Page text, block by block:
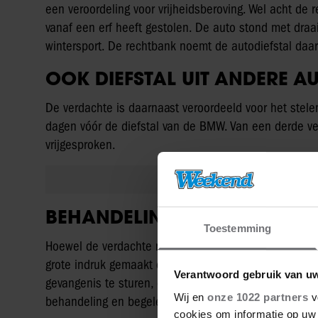
Toestemming
Verantwoord gebruik van
Wij en onze 1022 partners
cookies om informatie op
een veroordeling voor vrijheidsberoving. Wel acht
vanaf een erf heeft gestolen. De auto stond met
wintersport. De rechtbank noemt de autodiefstal
OOK DIEFSTAL UIT ANDERE
De verdachte is daarnaast veroordeeld voor het
dagen vóór de diefstal van de BMW. Van een derde
vrijgesproken.
BEHANDELING GAAT VOOR
Hoewel de verdachte niet wordt veroordeeld voor
grote indruk gemaakt op de ouders en de kinderen.
gevangenis te sturen, omdat de maatschappij
behandeling en begeleiding.